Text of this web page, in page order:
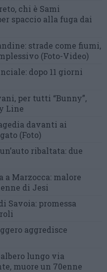
chi è Sami
spaccio alla fuga dai
strade come fiumi,
(Foto-Video)
dopo 11 giorni
per tutti “Bunny”,
Line
davanti ai
(Foto)
ribaltata: due
a Marzocca: malore
di Jesi
Savoia: promessa
aggredisce
lungo via
muore un 70enne